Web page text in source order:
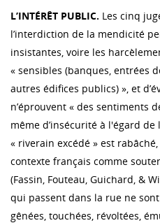
L’INTÉRÊT PUBLIC. Les cinq
l’interdiction de la mendicité
insistantes, voire les
« sensibles (banques, entrées
autres édifices publics) », et
n’éprouvent « des sentiments
même d’insécurité à l'égard
« riverain excédé » est
contexte français comme
(Fassin, Fouteau, Guichard, &
qui passent dans la rue ne
gênées, touchées, révoltées,